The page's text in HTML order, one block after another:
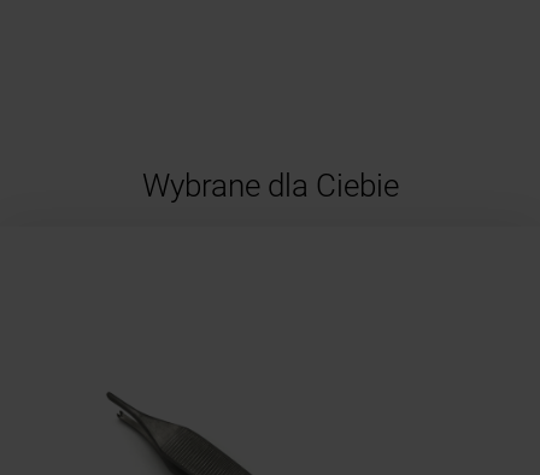
Wybrane dla Ciebie